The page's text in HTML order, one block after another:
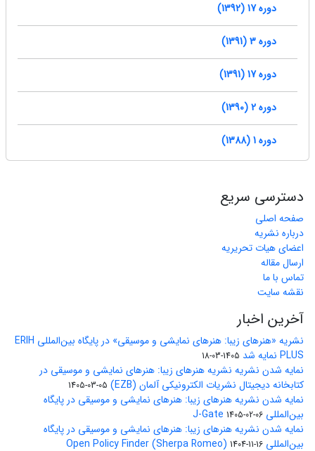
دوره 17 (1392)
دوره 3 (1391)
دوره 17 (1391)
دوره 2 (1390)
دوره 1 (1388)
دسترسی سریع
صفحه اصلی
درباره نشریه
اعضای هیات تحریریه
ارسال مقاله
تماس با ما
نقشه سایت
آخرین اخبار
نشریه «هنرهای زیبا: هنرهای نمایشی و موسیقی» در پایگاه بین‌المللی ERIH
PLUS نمایه شد
1405-03-18
نمایه شدن نشریه نشریه هنرهای زیبا: هنرهای نمایشی و موسیقی در
کتابخانه دیجیتال نشریات الکترونیکی آلمان (EZB)
1405-03-05
نمایه شدن نشریه هنرهای زیبا: هنرهای نمایشی و موسیقی در پایگاه
بین‌المللی J-Gate 1405-02-06
نمایه شدن نشریه هنرهای زیبا: هنرهای نمایشی و موسیقی در پایگاه
بین‌المللی Open Policy Finder (Sherpa Romeo) 1404-11-16